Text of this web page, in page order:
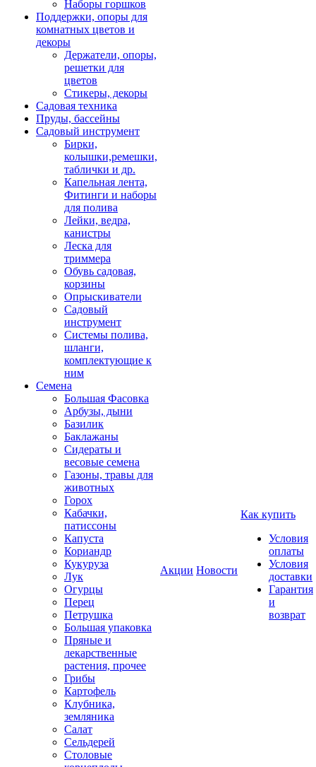
Наборы горшков
Поддержки, опоры для
комнатных цветов и
декоры
Держатели, опоры,
решетки для
цветов
Стикеры, декоры
Садовая техника
Пруды, бассейны
Садовый инструмент
Бирки,
колышки,ремешки,
таблички и др.
Капельная лента,
Фитинги и наборы
для полива
Лейки, ведра,
канистры
Леска для
триммера
Обувь садовая,
корзины
Опрыскиватели
Садовый
инструмент
Системы полива,
шланги,
комплектующие к
ним
Семена
Большая Фасовка
Арбузы, дыни
Базилик
Баклажаны
Сидераты и
весовые семена
Газоны, травы для
животных
Горох
Кабачки,
патиссоны
Капуста
Кориандр
Кукуруза
Лук
Огурцы
Перец
Петрушка
Большая упаковка
Пряные и
лекарственные
растения, прочее
Грибы
Картофель
Клубника,
земляника
Салат
Сельдерей
Столовые
Акции Новости
Как купить
Условия
оплаты
Условия
доставки
Гарантия
и
возврат